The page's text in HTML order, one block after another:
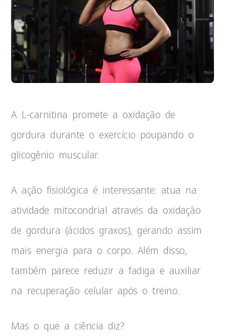
A L-carnitina promete a oxidação de
gordura durante o exercício poupando o
glicogênio muscular.
A ação fisiológica é interessante: atua na
atividade mitocondrial através da oxidação
de gordura (ácidos graxos), gerando assim
mais energia para o corpo. Além disso,
também parece reduzir a fadiga e auxiliar
na recuperação celular após o treino.
Mas o que a ciência diz?